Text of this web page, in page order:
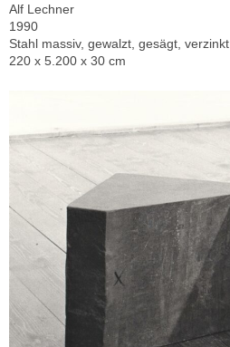
Alf Lechner
1990
Stahl massiv, gewalzt, gesägt, verzinkt
220 x 5.200 x 30 cm